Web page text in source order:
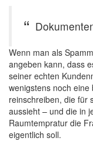
Wenn man als
angeben kann, dass
seiner echten
wenigstens noch
reinschreiben, die für
aussieht – und die in
Raumtempratur die
eigentlich soll.